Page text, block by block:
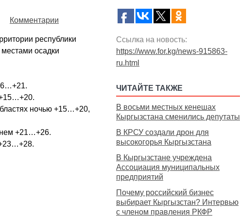
Комментарии
республики
осадки
ночью +15…+20,
+21…+26.
Ссылка на новость:
https://www.for.kg/news-915863-
ru.html
ЧИТАЙТЕ ТАКЖЕ
В восьми местных кенешах
Кыргызстана сменились депутаты
В КРСУ создали дрон для
высокогорья Кыргызстана
В Кыргызстане учреждена
Ассоциация муниципальных
предприятий
Почему российский бизнес
выбирает Кыргызстан? Интервью
с членом правления РКФР